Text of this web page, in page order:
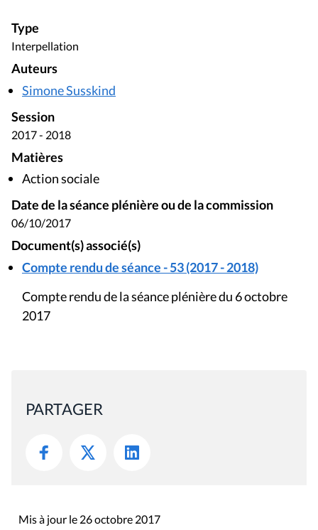
Type
Interpellation
Auteurs
Simone Susskind
Session
2017 - 2018
Matières
Action sociale
Date de la séance plénière ou de la commission
06/10/2017
Document(s) associé(s)
Compte rendu de séance - 53 (2017 - 2018)
Compte rendu de la séance plénière du 6 octobre
2017
PARTAGER
Mis à jour le 26 octobre 2017